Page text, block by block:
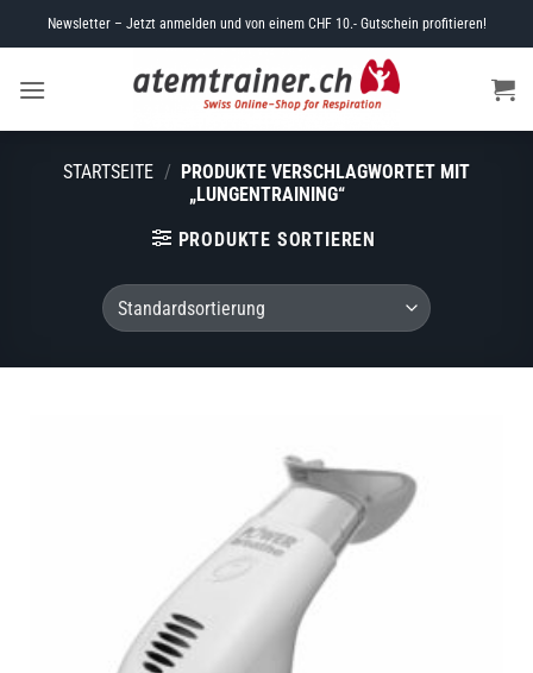
to
Newsletter – Jetzt anmelden und von einem CHF 10.- Gutschein profitieren!
STARTSEITE / PRODUKTE VERSCHLAGWORTET MIT
„LUNGENTRAINING“
PRODUKTE SORTIEREN